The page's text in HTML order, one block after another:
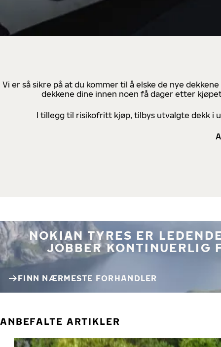
Vi er så sikre på at du kommer til å elske de nye
dekkene dine innen noen få dager etter
I tillegg til risikofritt kjøp, tilbys utvalgte dekk i
NOKIAN TYRES ER
JOBBER KONTINUERLIG
FINN NÆRMESTE FORHANDLER
ANBEFALTE ARTIKLER